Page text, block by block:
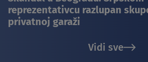
reprezentativcu razlupan
privatnoj garaži
Vidi sve